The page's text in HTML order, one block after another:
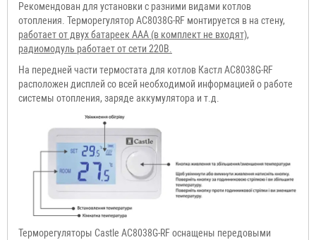
Рекомендован для установки с разними видами котлов
отопления. Терморегулятор АС8038G-RF монтируется в на стену,
работает от двух батареек AAA (в комплект не входят),
радиомодуль работает от сети 220В.
На передней части термостата для котлов Кастл АС8038G-RF
расположен дисплей со всей необходимой информацией о работе
системы отопления, заряде аккумулятора и т.д.
Терморегуляторы Castle АС8038G-RF оснащены передовыми